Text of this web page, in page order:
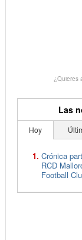
¿Quieres
Las
Hoy
Crónica
RCD
Football